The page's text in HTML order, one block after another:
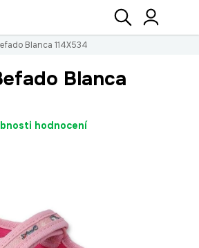
Hledat
Blanca 114X534
Blanca
hodnocení